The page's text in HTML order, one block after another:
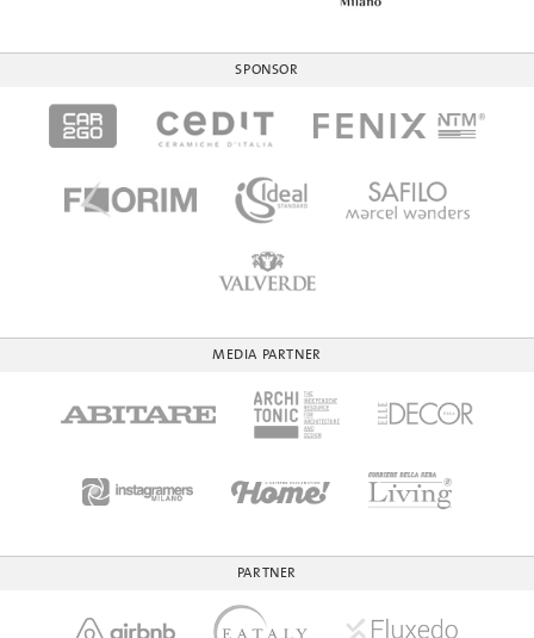
SPONSOR
MEDIA PARTNER
PARTNER